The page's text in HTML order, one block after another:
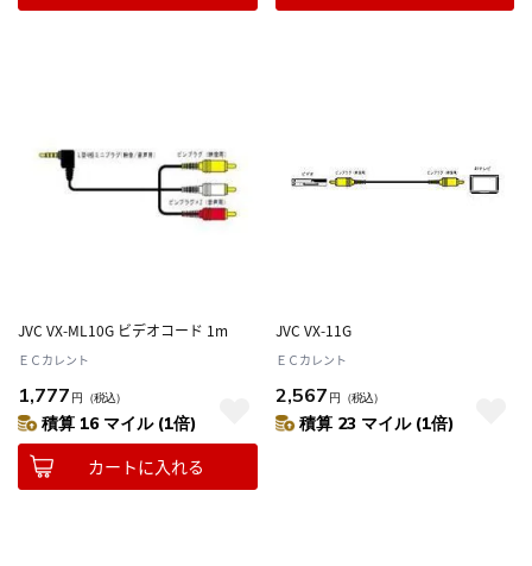
JVC VX-ML10G ビデオコード 1m
ＥＣカレント
1,777 円 （税込）
積算 16 マイル (1倍)
カートに入れる
JVC VX-11G
ＥＣカレント
2,567 円 （税込）
積算 23 マイル (1倍)